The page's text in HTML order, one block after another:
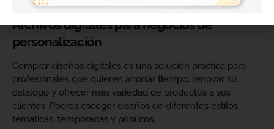
Archivos digitales para negocios de
personalización
Comprar diseños digitales es una solución práctica para
profesionales que quieren ahorrar tiempo, renovar su
catálogo y ofrecer más variedad de productos a sus
clientes. Podrás escoger diseños de diferentes estilos,
temáticas, temporadas y públicos.